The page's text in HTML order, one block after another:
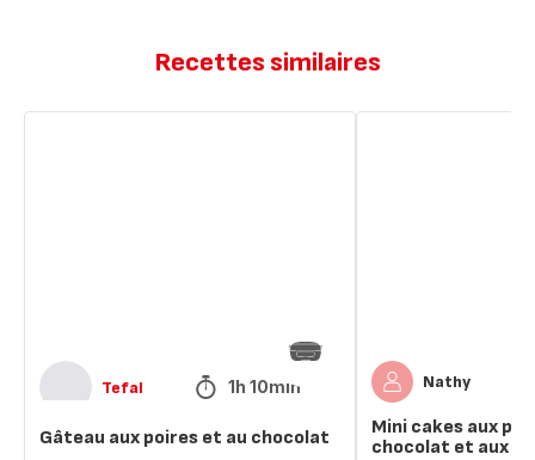
Recettes similaires
Tefal 1h 10min
Gâteau aux poires et au chocolat
Nathy
Mini cakes aux
chocolat et aux